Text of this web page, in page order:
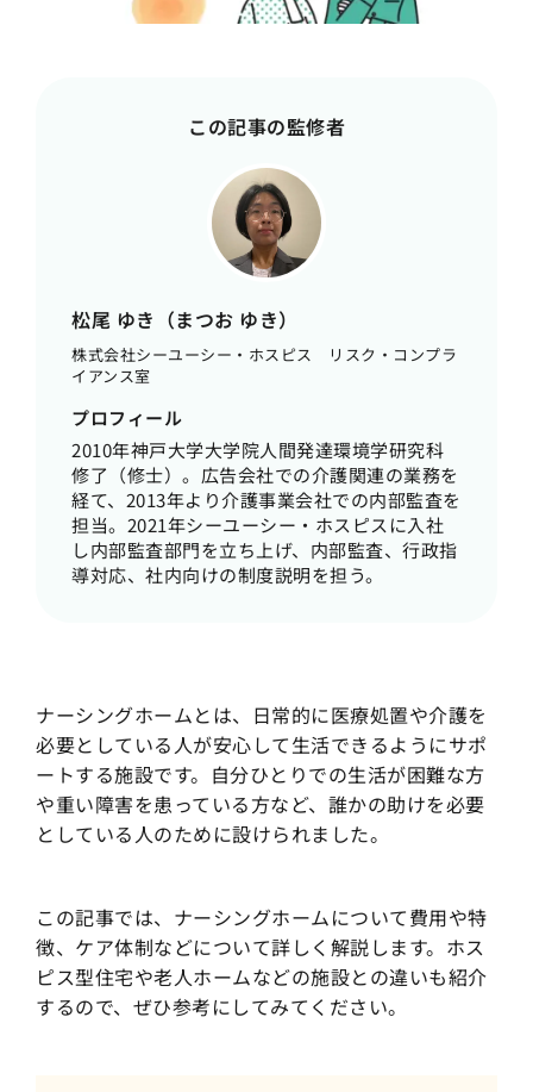
この記事の監修者
松尾 ゆき（まつお ゆき）
株式会社シーユーシー・ホスピス リスク・コンプラ
イアンス室
プロフィール
2010年神戸大学大学院人間発達環境学研究科
修了（修士）。広告会社での介護関連の業務を
経て、2013年より介護事業会社での内部監査を
担当。2021年シーユーシー・ホスピスに入社
し内部監査部門を立ち上げ、内部監査、行政指
導対応、社内向けの制度説明を担う。
ナーシングホームとは、日常的に医療処置や介護を
必要としている人が安心して生活できるようにサポ
ートする施設です。自分ひとりでの生活が困難な方
や重い障害を患っている方など、誰かの助けを必要
としている人のために設けられました。
この記事では、ナーシングホームについて費用や特
徴、ケア体制などについて詳しく解説します。ホス
ピス型住宅や老人ホームなどの施設との違いも紹介
するので、ぜひ参考にしてみてください。